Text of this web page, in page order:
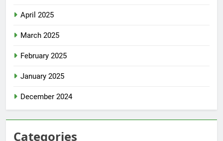
April 2025
March 2025
February 2025
January 2025
December 2024
Categories